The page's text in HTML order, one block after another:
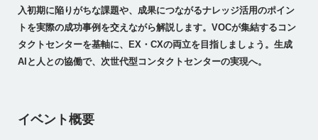
入初期に陥りがちな課題や、成果につながるナレッジ活用のポイン
トを実際の成功事例を交えながら解説します。VOCが集結するコン
タクトセンターを基軸に、EX・CXの両立を目指しましょう。生成
AIと人との協働で、次世代型コンタクトセンターの実現へ。
イベント概要